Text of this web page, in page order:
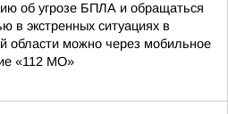
об угрозе БПЛА и обращаться
в экстренных ситуациях в
области можно через мобильное
«112 МО»